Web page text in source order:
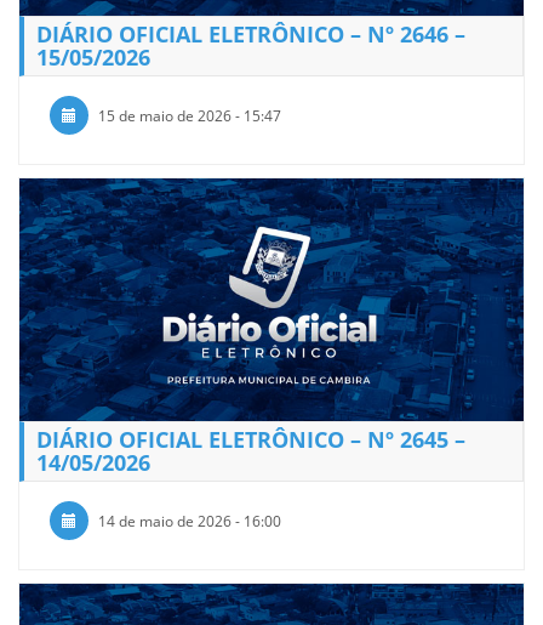
DIÁRIO OFICIAL ELETRÔNICO – Nº 2646 –
15/05/2026
15 de maio de 2026 - 15:47
DIÁRIO OFICIAL ELETRÔNICO – Nº 2645 –
14/05/2026
14 de maio de 2026 - 16:00